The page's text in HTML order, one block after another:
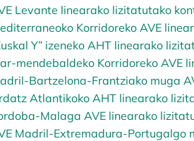
Levante linearako lizitatutako
Korridoreko AVE
Y” izeneko AHT linearako
mendebaldeko Korridoreko AVE
Bartzelona-Frantziako muga
Atlantikoko AHT linearako
Malaga AVE linearako
Madril-Extremadura-Portugalgo